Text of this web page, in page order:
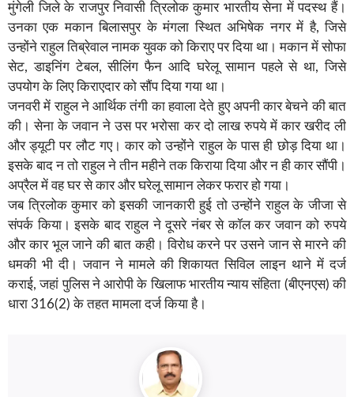
मुंगेली जिले के राजपुर निवासी त्रिलोक कुमार भारतीय सेना में पदस्थ हैं।
उनका एक मकान बिलासपुर के मंगला स्थित अभिषेक नगर में है, जिसे
उन्होंने राहुल तिब्रेवाल नामक युवक को किराए पर दिया था। मकान में सोफा
सेट, डाइनिंग टेबल, सीलिंग फैन आदि घरेलू सामान पहले से था, जिसे
उपयोग के लिए किराएदार को सौंप दिया गया था।
जनवरी में राहुल ने आर्थिक तंगी का हवाला देते हुए अपनी कार बेचने की बात
की। सेना के जवान ने उस पर भरोसा कर दो लाख रुपये में कार खरीद ली
और ड्यूटी पर लौट गए। कार को उन्होंने राहुल के पास ही छोड़ दिया था।
इसके बाद न तो राहुल ने तीन महीने तक किराया दिया और न ही कार सौंपी।
अप्रैल में वह घर से कार और घरेलू सामान लेकर फरार हो गया।
जब त्रिलोक कुमार को इसकी जानकारी हुई तो उन्होंने राहुल के जीजा से
संपर्क किया। इसके बाद राहुल ने दूसरे नंबर से कॉल कर जवान को रुपये
और कार भूल जाने की बात कही। विरोध करने पर उसने जान से मारने की
धमकी भी दी। जवान ने मामले की शिकायत सिविल लाइन थाने में दर्ज
कराई, जहां पुलिस ने आरोपी के खिलाफ भारतीय न्याय संहिता (बीएनएस) की
धारा 316(2) के तहत मामला दर्ज किया है।